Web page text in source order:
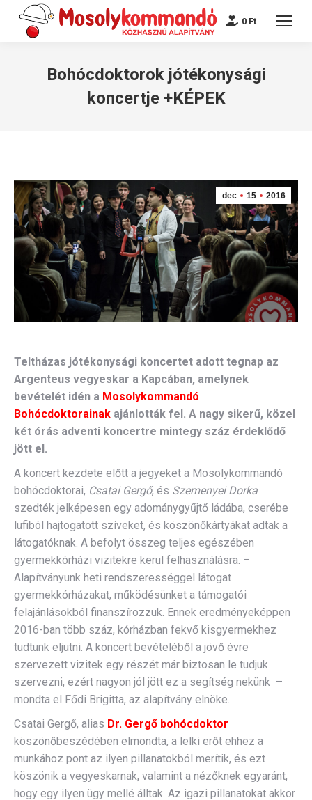
0 Ft
Bohócdoktorok jótékonysági
koncertje +KÉPEK
dec 15 2016
Teltházas jótékonysági koncertet adott tegnap az
Argenteus vegyeskar a Kapcában, amelynek
bevételét idén a Mosolykommandó
Bohócdoktorainak ajánlották fel. A nagy sikerű, közel
két órás adventi koncertre mintegy száz érdeklődő
jött el.
A koncert kezdete előtt a jegyeket a Mosolykommandó
bohócdoktorai, Csatai Gergő, és Szemenyei Dorka
szedték jelképesen egy adománygyűjtő ládába, cserébe
lufiból hajtogatott szíveket, és köszönőkártyákat adtak a
látogatóknak. A befolyt összeg teljes egészében
gyermekkórházi vizitekre kerül felhasználásra. –
Alapítványunk heti rendszerességgel látogat
gyermekkórházakat, működésünket a támogatói
felajánlásokból finanszírozzuk. Ennek eredményeképpen
2016-ban több száz, kórházban fekvő kisgyermekhez
tudtunk eljutni. A koncert bevételéből a jövő évre
szervezett vizitek egy részét már biztosan le tudjuk
szervezni, ezért nagyon jól jött ez a segítség nekünk –
mondta el Fődi Brigitta, az alapítvány elnöke.
Csatai Gergő, alias Dr. Gergő bohócdoktor
köszönőbeszédében elmondta, a lelki erőt ehhez a
munkához pont az ilyen pillanatokból merítik, és ezt
köszönik a vegyeskarnak, valamint a nézőknek egyaránt,
hogy egy ilyen ügy mellé álltak. Az igazi pillanatokat akkor